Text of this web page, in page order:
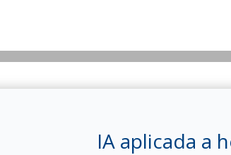
IA aplicada a